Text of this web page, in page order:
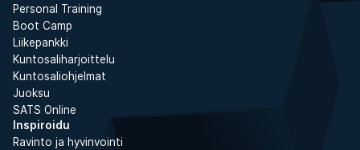
Personal Training
Boot Camp
Liikepankki
Kuntosaliharjoittelu
Kuntosaliohjelmat
Juoksu
SATS Online
Inspiroidu
Ravinto ja hyvinvointi